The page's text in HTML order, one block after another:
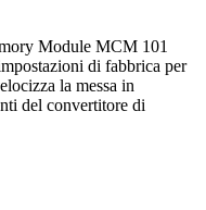
Module MCM 101
di fabbrica per
la messa in
del convertitore di